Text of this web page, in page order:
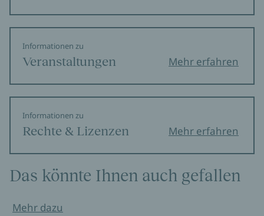
Informationen zu
Veranstaltungen Mehr erfahren
Informationen zu
Rechte & Lizenzen Mehr erfahren
Das könnte Ihnen auch gefallen
Mehr dazu